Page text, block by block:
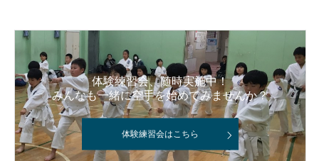
体験練習会、随時実施中！
みんなも一緒に空手を始めてみませんか？
体験練習会はこちら